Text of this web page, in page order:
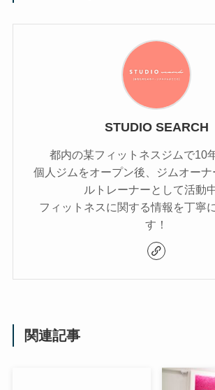
STUDIO SEARCH
都内の某フィットネスジムで10
個人ジムをオープン後、ジムオー
ルトレーナーとして活動中
フィットネスに関する情報を丁寧
す！
関連記事